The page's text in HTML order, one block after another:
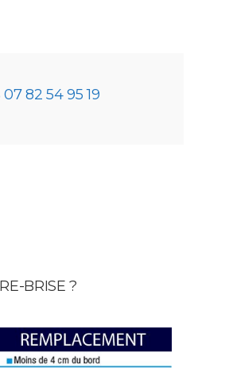
82 54 95 19
BRISE ?